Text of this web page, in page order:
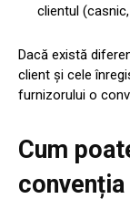
clientul
Dacă există
client și cele
furnizorului o
Cum
convenția